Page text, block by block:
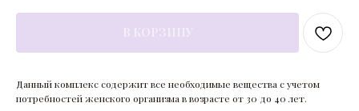
Данный комплекс содержит все необходимые вещества с учетом
потребностей женского организма в возрасте от 30 до 40 лет.